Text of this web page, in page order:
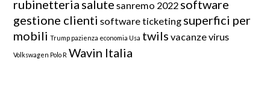
rubinetteria salute sanremo 2022 software
gestione clienti software ticketing superfici per
mobili Trump pazienza economia Usa twils vacanzevirus
Volkswagen Polo R Wavin Italia